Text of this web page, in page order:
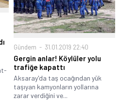
Gündem 31.01.2019 22:40
Gergin anlar! Köylüler yolu
trafiğe kapattı
Aksaray'da taş ocağından yük
taşıyan kamyonların yollarına
zarar verdiğini ve...